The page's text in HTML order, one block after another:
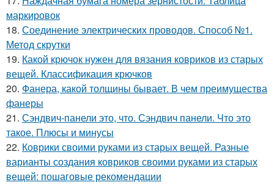
маркировок
18. Соединение электрических проводов. Способ №1.
Метод скрутки
19. Какой крючок нужен для вязания ковриков из старых
вещей. Классификация крючков
20. Фанера, какой толщины бывает. В чем преимущества
фанеры
21. Сэндвич-панели это, что. Сэндвич панели. Что это
такое. Плюсы и минусы
22. Коврики своими руками из старых вещей. Разные
варианты создания ковриков своими руками из старых
вещей: пошаговые рекомендации